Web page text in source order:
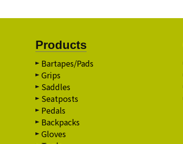
Products
Bartapes/Pads
Grips
Saddles
Seatposts
Pedals
Backpacks
Gloves